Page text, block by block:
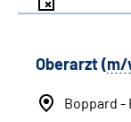
Oberarzt (
Boppard -